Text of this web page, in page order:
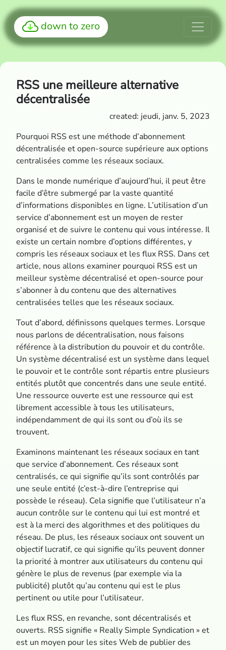
down to zero
RSS une meilleure alternative
décentralisée
created: jeudi, janv. 5, 2023
Pourquoi RSS est une méthode d’abonnement
décentralisée et open-source supérieure aux options
centralisées comme les réseaux sociaux.
Dans le monde numérique d’aujourd’hui, il peut être
facile d’être submergé par la vaste quantité
d’informations disponibles en ligne. L’utilisation d’un
service d’abonnement est un moyen de rester
organisé et de suivre le contenu qui vous intéresse. Il
existe un certain nombre d’options différentes, y
compris les réseaux sociaux et les flux RSS. Dans cet
article, nous allons examiner pourquoi RSS est un
meilleur système décentralisé et open-source pour
s’abonner à du contenu que des alternatives
centralisées telles que les réseaux sociaux.
Tout d’abord, définissons quelques termes. Lorsque
nous parlons de décentralisation, nous faisons
référence à la distribution du pouvoir et du contrôle.
Un système décentralisé est un système dans lequel
le pouvoir et le contrôle sont répartis entre plusieurs
entités plutôt que concentrés dans une seule entité.
Une ressource ouverte est une ressource qui est
librement accessible à tous les utilisateurs,
indépendamment de qui ils sont ou d’où ils se
trouvent.
Examinons maintenant les réseaux sociaux en tant
que service d’abonnement. Ces réseaux sont
centralisés, ce qui signifie qu’ils sont contrôlés par
une seule entité (c’est-à-dire l’entreprise qui
possède le réseau). Cela signifie que l’utilisateur n’a
aucun contrôle sur le contenu qui lui est montré et
est à la merci des algorithmes et des politiques du
réseau. De plus, les réseaux sociaux ont souvent un
objectif lucratif, ce qui signifie qu’ils peuvent donner
la priorité à montrer aux utilisateurs du contenu qui
génère le plus de revenus (par exemple via la
publicité) plutôt qu’au contenu qui est le plus
pertinent ou utile pour l’utilisateur.
Les flux RSS, en revanche, sont décentralisés et
ouverts. RSS signifie « Really Simple Syndication » et
est un moyen pour les sites Web de publier des